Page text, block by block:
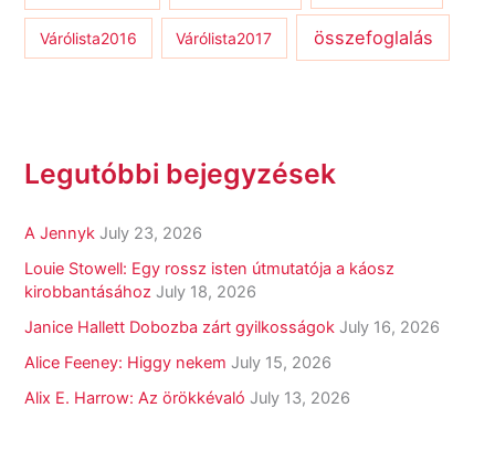
Várólista2016 Várólista2017 összefoglalás
Legutóbbi bejegyzések
A Jennyk July 23, 2026
Louie Stowell: Egy ​rossz isten útmutatója a káosz
kirobbantásához July 18, 2026
Janice Hallett Dobozba zárt gyilkosságok July 16, 2026
Alice Feeney: Higgy nekem July 15, 2026
Alix E. Harrow: Az örökkévaló July 13, 2026